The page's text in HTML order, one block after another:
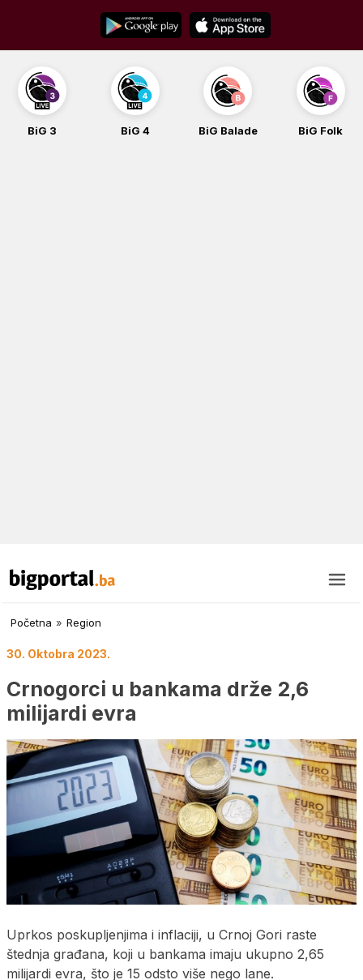
content
BiG 3 BiG 4 BiG Balade BiG Folk
Početna » Region
30. Oktobra 2023.
Crnogorci u bankama drže 2,6
milijardi evra
Uprkos poskupljenjima i inflaciji, u Crnoj Gori raste
štednja građana, koji u bankama imaju ukupno 2,65
milijardi evra, što je 15 odsto više nego lane.